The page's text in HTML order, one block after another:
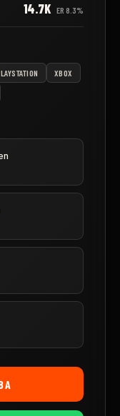
14.7K ER 8.3%
XBOX